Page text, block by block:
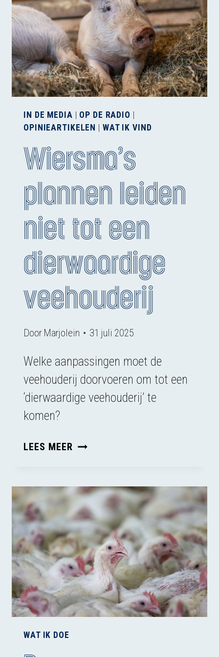
IN DE MEDIA | OP DE RADIO |
OPINIEARTIKELEN | WAT IK VIND
Wiersma’s
plannen leiden
niet tot een
dierwaardige
veehouderij
Door Marjolein 31 juli 2025
Welke aanpassingen moet de
veehouderij doorvoeren om tot een
‘dierwaardige veehouderij’ te
komen?
LEES MEER WIERSMA’S
NIET
TOT
EEN
DIERWAARDIGE
VEEHOUDERIJ
WAT IK DOE